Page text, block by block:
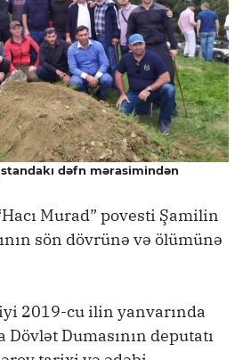
dəfn mərasimindən
Murad” povesti Şamilin
sön dövrünə və ölümünə
2019-cu ilin yanvarında
Dövlət Dumasının deputatı